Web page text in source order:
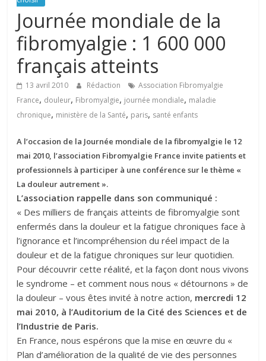
de
toute
famille
Journée mondiale de la
fibromyalgie : 1 600 000
français atteints
13 avril 2010 Rédaction
Association Fibromyalgie
France, douleur, Fibromyalgie, journée mondiale, maladie
chronique, ministère de la Santé, paris, santé enfants
A l’occasion de la Journée mondiale de la fibromyalgie le 12
mai 2010, l’association Fibromyalgie France invite patients et
professionnels à participer à une conférence sur le thème «
La douleur autrement ».
L’association rappelle dans son communiqué :
« Des milliers de français atteints de fibromyalgie sont
enfermés dans la douleur et la fatigue chroniques face à
l’ignorance et l’incompréhension du réel impact de la
douleur et de la fatigue chroniques sur leur quotidien.
Pour découvrir cette réalité, et la façon dont nous vivons
le syndrome – et comment nous nous « détournons » de
la douleur – vous êtes invité à notre action, mercredi 12
mai 2010, à l’Auditorium de la Cité des Sciences et de
l’Industrie de Paris.
En France, nous espérons que la mise en œuvre du «
Plan d’amélioration de la qualité de vie des personnes